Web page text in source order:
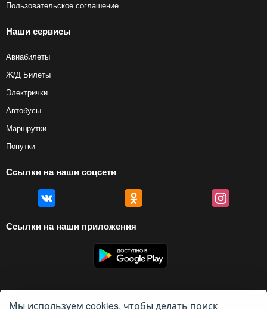
Пользовательское соглашение
Наши сервисы
Авиабилеты
Ж/Д Билеты
Электрички
Автобусы
Маршрутки
Попутки
Ссылки на наши соцсети
Ссылки на наши приложения
© 2012 — 2026, Biletyplus, ООО «Инновэйтив Трэвел Текнолоджиз». Все
Мы используем cookies, чтобы делать поиск